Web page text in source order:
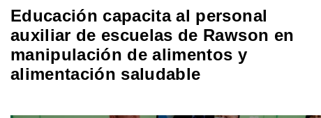
Educación capacita al personal
auxiliar de escuelas de Rawson en
manipulación de alimentos y
alimentación saludable